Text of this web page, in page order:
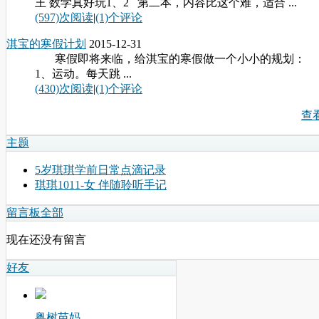
(597)次阅读|(1)个评论
淇宝的寒假计划 2015-12-31
寒假即将来临，给淇宝的寒假做一个小小的规划
1、运动。每天跳 ...
(430)次阅读|(1)个评论
查
主题
5岁琪琪学前日常点滴记录
琪琪1011-女 伴随聆听手记
留言板全部
现在还没有留言
好友